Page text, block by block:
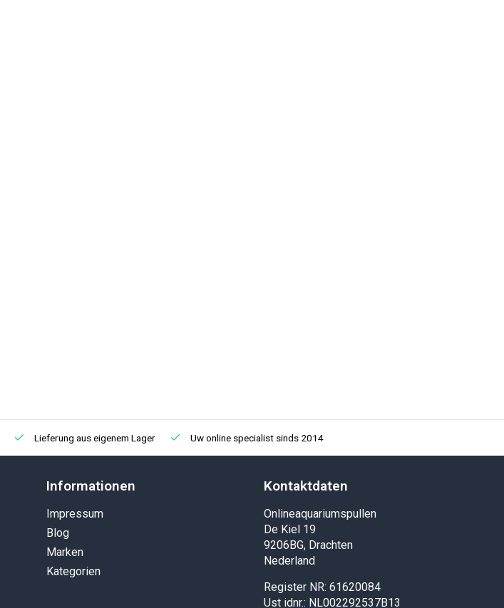
Lieferung aus eigenem Lager Uw online specialist sinds 2014
Informationen
Impressum
Blog
Marken
Kategorien
Kontaktdaten
Onlineaquariumspullen
De Kiel 19
9206BG, Drachten
Nederland
Register NR: 61620084
Ust idnr.: NL002292537B13